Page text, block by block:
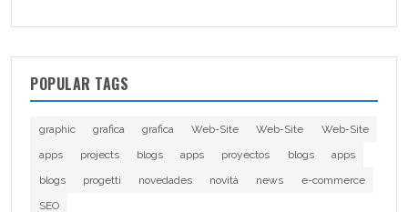
POPULAR TAGS
graphic grafica grafica Web-Site Web-Site
Web-Site
apps
projects blogs apps proyectos blogs
apps
blogs
progetti novedades novità news
e-commerce
SEO